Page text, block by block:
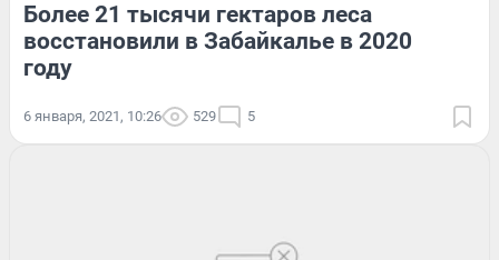
Более 21 тысячи гектаров леса
восстановили в Забайкалье в 2020
году
6 января, 2021, 10:26 529 5